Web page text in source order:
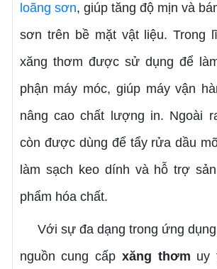
loãng sơn, giúp tăng độ mịn và
sơn trên bề mặt vật liệu. Trong
xăng thơm được sử dụng để
phận máy móc, giúp máy vận
nâng cao chất lượng in. Ngoài
còn được dùng để tẩy rửa dầu
làm sạch keo dính và hỗ trợ
phẩm hóa chất.
Với sự đa dạng trong ứng
nguồn cung cấp xăng thơm uy